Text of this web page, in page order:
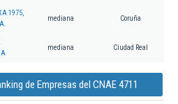
1975,
mediana Coruña
mediana Ciudad Real
de Empresas del CNAE 4711